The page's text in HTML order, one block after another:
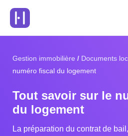
Gestion immobilière Documents
numéro fiscal du logement
Tout savoir sur le
du logement
La préparation du contrat de